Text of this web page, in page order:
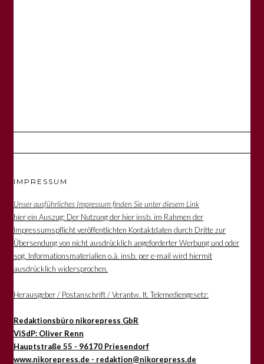
IMPRESSUM
Unser ausführliches Impressum finden Sie unter diesem Link
hier ein Auszug: Der Nutzung der hier insb. im Rahmen der
Impressumspflicht veröffentlichten Kontaktdaten durch Dritte zur
Übersendung von nicht ausdrücklich angeforderter Werbung und oder
sog. Informationsmaterialien o.ä. insb. per e-mail wird hiermit
ausdrücklich widersprochen.
Herausgeber / Postanschrift / Verantw. lt. Telemediengesetz:
Redaktionsbüro nikorepress GbR
ViSdP: Oliver Renn
Hauptstraße 55 - 96170 Priesendorf
www.nikorepress.de - redaktion@nikorepress.de